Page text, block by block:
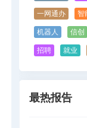
一网通办 智
机器人 信创
招聘 就业
最热报告